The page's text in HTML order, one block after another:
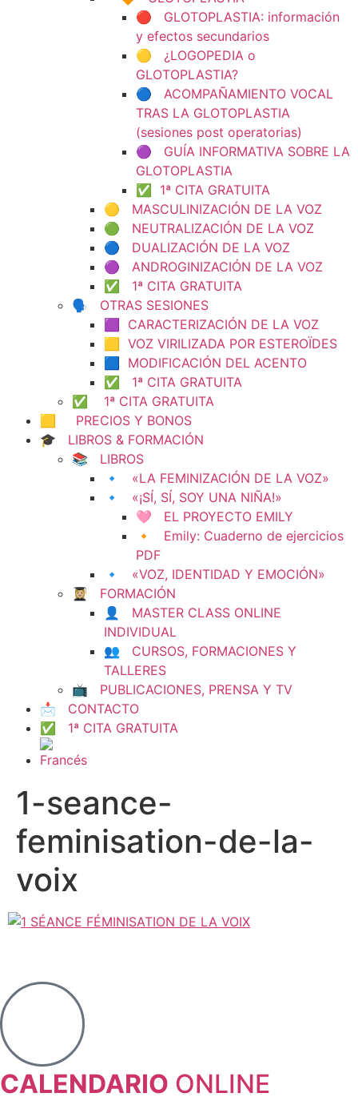
🔴 GLOTOPLASTIA: información
y efectos secundarios
🟡 ¿LOGOPEDIA o
GLOTOPLASTIA?
🔵 ACOMPAÑAMIENTO VOCAL
TRAS LA GLOTOPLASTIA
(sesiones post operatorias)
🟣 GUÍA INFORMATIVA SOBRE LA
GLOTOPLASTIA
✅ 1ª CITA GRATUITA
🟡 MASCULINIZACIÓN DE LA VOZ
🟢 NEUTRALIZACIÓN DE LA VOZ
🔵 DUALIZACIÓN DE LA VOZ
🟣 ANDROGINIZACIÓN DE LA VOZ
✅ 1ª CITA GRATUITA
🗣️ OTRAS SESIONES
🟪 CARACTERIZACIÓN DE LA VOZ
🟨 VOZ VIRILIZADA POR ESTEROÏDES
🟦 MODIFICACIÓN DEL ACENTO
✅ 1ª CITA GRATUITA
✅ 1ª CITA GRATUITA
🟨 PRECIOS Y BONOS
🎓 LIBROS & FORMACIÓN
📚 LIBROS
🔹 «LA FEMINIZACIÓN DE LA VOZ»
🔹 «¡SÍ, SÍ, SOY UNA NIÑA!»
🩷 EL PROYECTO EMILY
🔸 Emily: Cuaderno de ejercicios
PDF
🔹 «VOZ, IDENTIDAD Y EMOCIÓN»
👩🏼‍🎓 FORMACIÓN
👤 MASTER CLASS ONLINE
INDIVIDUAL
👥 CURSOS, FORMACIONES Y
TALLERES
📺 PUBLICACIONES, PRENSA Y TV
📩 CONTACTO
✅ 1ª CITA GRATUITA
1-seance-
feminisation-de-la-
voix
CALENDARIO ONLINE